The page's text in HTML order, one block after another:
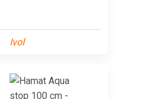
Ivol